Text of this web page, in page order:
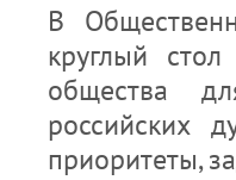
В
круглый стол
общества
российских
приоритеты,